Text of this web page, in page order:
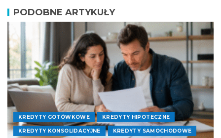
PODOBNE ARTYKUŁY
KREDYTY GOTÓWKOWE KREDYTY HIPOTECZNE
KREDYTY KONSOLIDACYJNE KREDYTY SAMOCHODOWE